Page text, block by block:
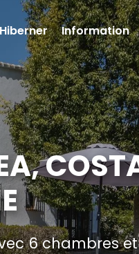
6 chambres
Hiberner Information